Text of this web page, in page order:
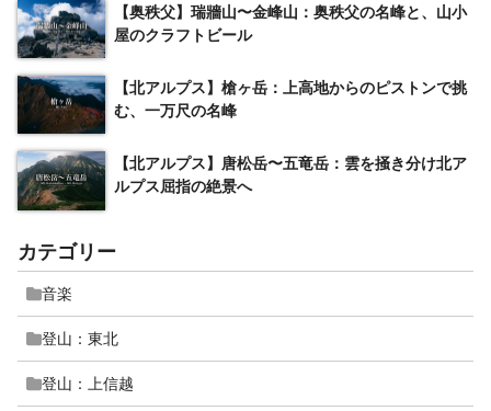
【奥秩父】瑞牆山〜金峰山：奥秩父の名峰と、山小
屋のクラフトビール
【北アルプス】槍ヶ岳：上高地からのピストンで挑
む、一万尺の名峰
【北アルプス】唐松岳〜五竜岳：雲を掻き分け北ア
ルプス屈指の絶景へ
カテゴリー
音楽
登山：東北
登山：上信越